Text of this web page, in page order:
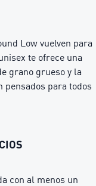
Low vuelven para
te ofrece una
grano grueso y la
pensados para todos
con al menos un